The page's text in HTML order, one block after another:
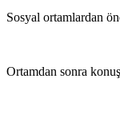
Sosyal ortamlardan
Ortamdan sonra